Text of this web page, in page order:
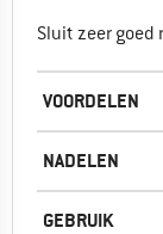
Sluit zeer
VOORDELEN
NADELEN
GEBRUIK